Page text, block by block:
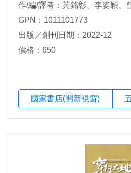
作/編/譯者：黃銘彰、李姿穎、
GPN：1011101773
出版／創刊日期：2022-12
價格：650
國家書店(開新視窗)